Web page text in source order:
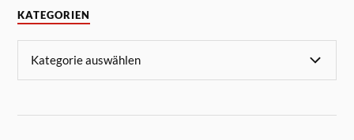
KATEGORIEN